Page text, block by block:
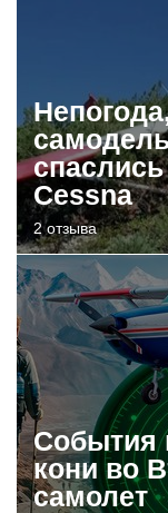
Cessna
2 отзыва
События
кони во
самолет